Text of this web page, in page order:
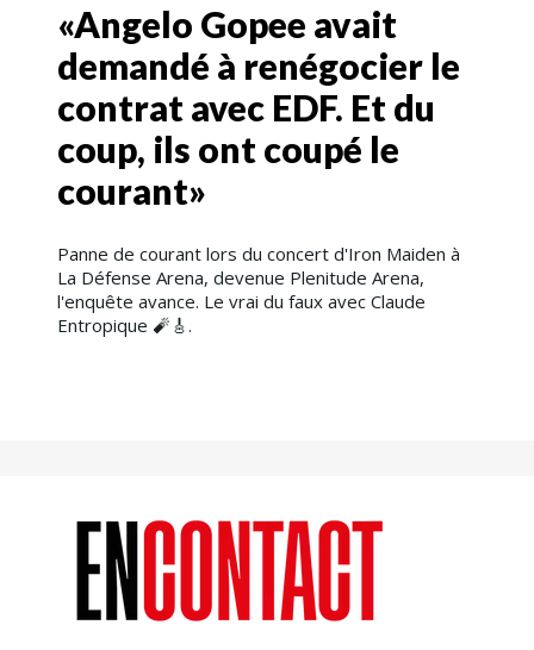
«Angelo Gopee avait
demandé à renégocier le
contrat avec EDF. Et du
coup, ils ont coupé le
courant»
Panne de courant lors du concert d'Iron Maiden à
La Défense Arena, devenue Plenitude Arena,
l'enquête avance. Le vrai du faux avec Claude
Entropique 🧨​🎸.